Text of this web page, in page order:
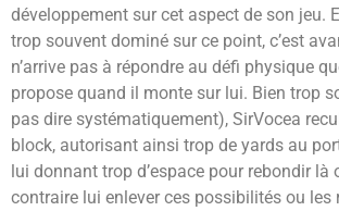
développement sur cet aspect de son jeu.
trop souvent dominé sur ce point, c’est
n’arrive pas à répondre au défi physique
propose quand il monte sur lui. Bien trop
pas dire systématiquement), SirVocea
block, autorisant ainsi trop de yards au
lui donnant trop d’espace pour rebondir là
contraire lui enlever ces possibilités ou les